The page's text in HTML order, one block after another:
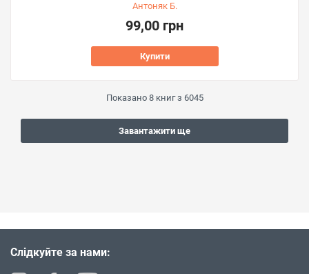
Антоняк Б.
99,00 грн
Купити
Показано 8книг з 6045
Завантажити ще
Слідкуйте за нами: